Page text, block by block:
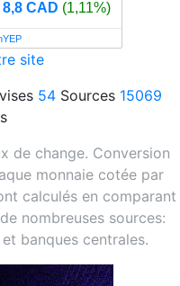
8,8 CAD (1,11%)
site
54Sources 15069
de change. Conversion
monnaie cotée par
calculés en comparant
nombreuses sources:
banques centrales.